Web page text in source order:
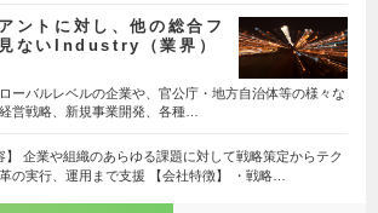
ントに対し、他の総合フ
ないIndustry（業界）
ーバルレベルの企業や、官公庁・地方自治体等の様々な
営戦略、新規事業開発、各種…
】 企業や組織のあらゆる課題に対して戦略策定からテク
の実行、運用まで支援 【会社特徴】 ・戦略…